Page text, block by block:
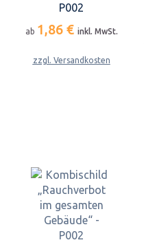
P002
ab 1,86 € inkl. MwSt.
zzgl. Versandkosten